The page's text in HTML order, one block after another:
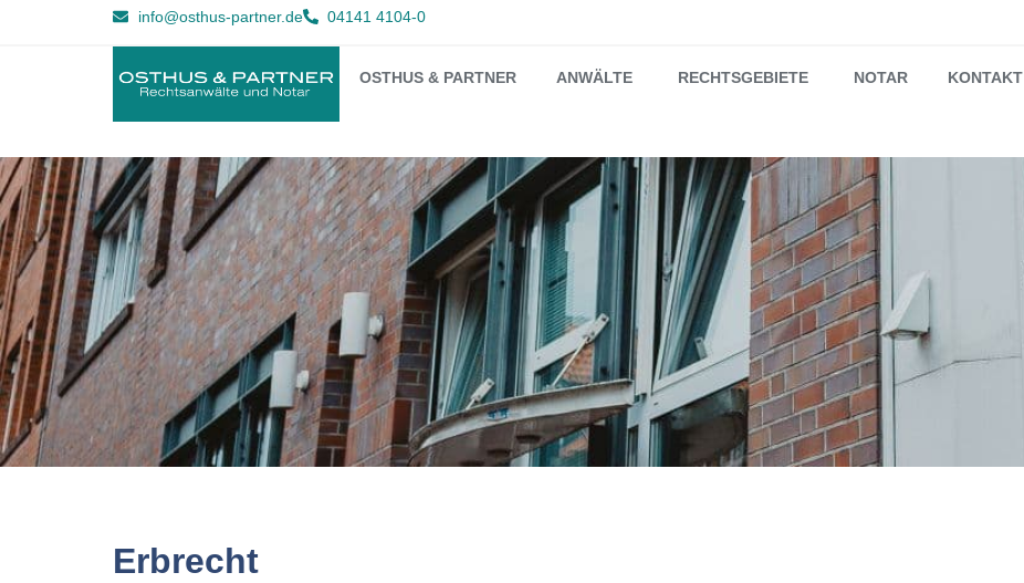
info@osthus-partner.de 04141 4104-0
OSTHUS & PARTNER ANWÄLTE RECHTSGEBIETE NOTAR KONTAKT
Erbrecht